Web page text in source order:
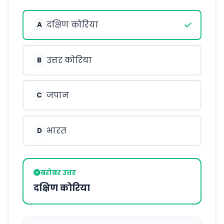
A दक्षिण कोरिया
B उत्तर कोरिया
C जपान
D भारत
बरोबर उत्तर
दक्षिण कोरिया